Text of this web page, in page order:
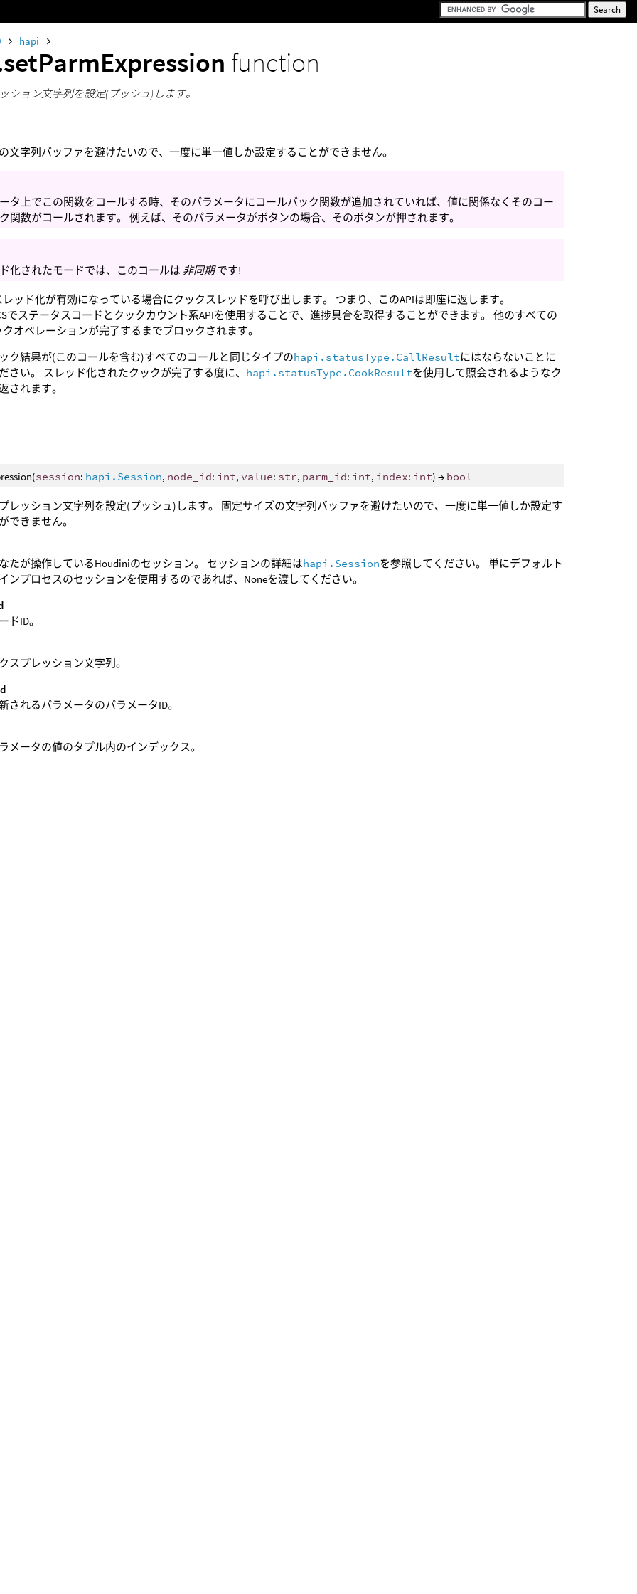
hapi
function
ション文字列を設定(プッシュ)します。
文字列バッファを避けたいので、一度に単一値しか設定することができません。
タ上でこの関数をコールする時、そのパラメータにコールバック関数が追加されていれば、値に関係なくそのコー
関数がコールされます。 例えば、そのパラメータがボタンの場合、そのボタンが押されます。
化されたモードでは、このコールは 非同期です!
レッド化が有効になっている場合にクックスレッドを呼び出します。 つまり、このAPIは即座に返します。
でステータスコードとクックカウント系APIを使用することで、進捗具合を取得することができます。 他のすべての
クオペレーションが完了するまでブロックされます。
ク結果が(このコールを含む)すべてのコールと同じタイプのhapi.statusType.CallResultにはならないことに
さい。 スレッド化されたクックが完了する度に、 hapi.statusType.CookResultを使用して照会されるようなク
されます。
session: hapi.Session, node_id: int, value: str, parm_id: int, index: int) → bool
レッション文字列を設定(プッシュ)します。 固定サイズの文字列バッファを避けたいので、一度に単一値しか設定す
できません。
たが操作しているHoudiniのセッション。 セッションの詳細はhapi.Sessionを参照してください。 単にデフォルト
ンプロセスのセッションを使用するのであれば、Noneを渡してください。
ドID。
スプレッション文字列。
されるパラメータのパラメータID。
メータの値のタプル内のインデックス。